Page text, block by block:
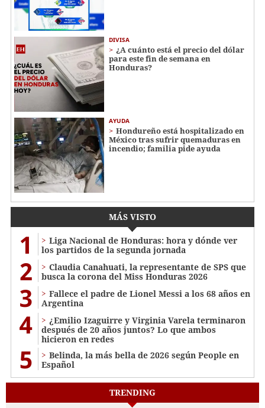
DIVISA
¿A cuánto está el precio del dólar
para este fin de semana en
Honduras?
AYUDA
Hondureño está hospitalizado en
México tras sufrir quemaduras en
incendio; familia pide ayuda
MÁS VISTO
1
Liga Nacional de Honduras: hora y dónde ver
los partidos de la segunda jornada
2
Claudia Canahuati, la representante de SPS que
busca la corona del Miss Honduras 2026
3
Fallece el padre de Lionel Messi a los 68 años en
Argentina
4
¿Emilio Izaguirre y Virginia Varela terminaron
después de 20 años juntos? Lo que ambos
hicieron en redes
5
Belinda, la más bella de 2026 según People en
Español
TRENDING